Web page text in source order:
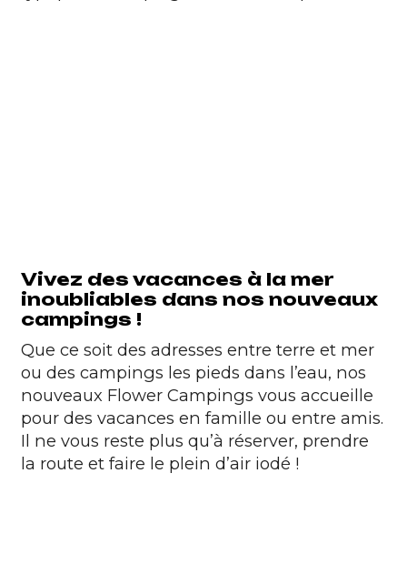
Vivez des vacances à la mer
inoubliables dans nos nouveaux
campings !
Que ce soit des adresses entre terre et mer
ou des campings les pieds dans l’eau, nos
nouveaux Flower Campings vous accueille
pour des vacances en famille ou entre amis.
Il ne vous reste plus qu’à réserver, prendre
la route et faire le plein d’air iodé !